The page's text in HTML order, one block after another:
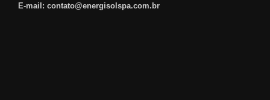
E-mail: contato@energisolspa.com.br